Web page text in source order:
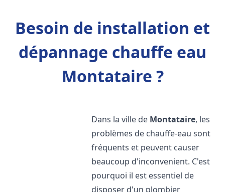
Besoin de installation et
dépannage chauffe eau
Montataire ?
Dans la ville de Montataire, les
problèmes de chauffe-eau sont
fréquents et peuvent causer
beaucoup d'inconvenient. C'est
pourquoi il est essentiel de
disposer d'un plombier